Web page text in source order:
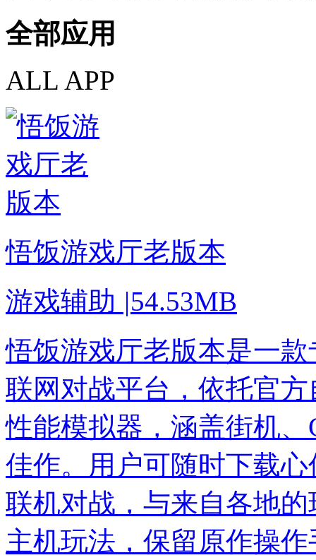
全部应用
ALL APP
悟饭游戏厅老版本
游戏辅助 |54.53MB
悟饭游戏厅老版本是一
联网对战平台，依托官
性能模拟器，涵盖街机、
佳作。用户可随时下载
联机对战，与来自各地
主机玩法，保留原作操